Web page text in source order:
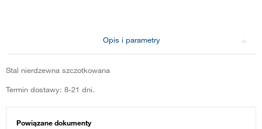
Opis i parametry
Stal nierdzewna szczotkowana
Termin dostawy: 8-21 dni.
Powiązane dokumenty